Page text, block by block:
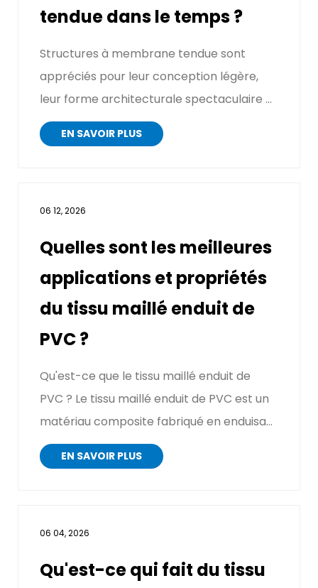
tendue dans le temps ?
Structures à membrane tendue sont
appréciés pour leur conception légère,
leur forme architecturale spectaculaire et
leur capacité à couvrir d...
EN SAVOIR PLUS
06 12, 2026
Quelles sont les meilleures
applications et propriétés
du tissu maillé enduit de
PVC ?
Qu'est-ce que le tissu maillé enduit de
PVC ? Le tissu maillé enduit de PVC est un
matériau composite fabriqué en enduisant
un tissu de bas...
EN SAVOIR PLUS
06 04, 2026
Qu'est-ce qui fait du tissu